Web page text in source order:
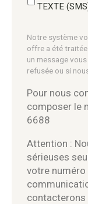
TEXTE
Notre système
offre a été
un message
refusée ou si
Pour nous
composer le
6688
Attention :
sérieuses
votre numéro
contacterons